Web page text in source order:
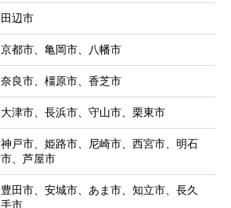
田辺市
京都市、亀岡市、八幡市
奈良市、橿原市、香芝市
大津市、長浜市、守山市、栗東市
神戸市、姫路市、尼崎市、西宮市、明石
市、芦屋市
豊田市、安城市、あま市、知立市、長久
手市